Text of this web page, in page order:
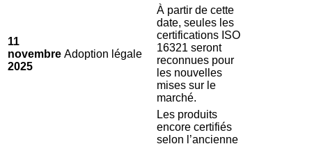
11
novembre
2025
Adoption légale
À partir de cette
date, seules les
certifications ISO
16321 seront
reconnues pour
les nouvelles
mises sur le
marché.
Les produits
encore certifiés
selon l’ancienne